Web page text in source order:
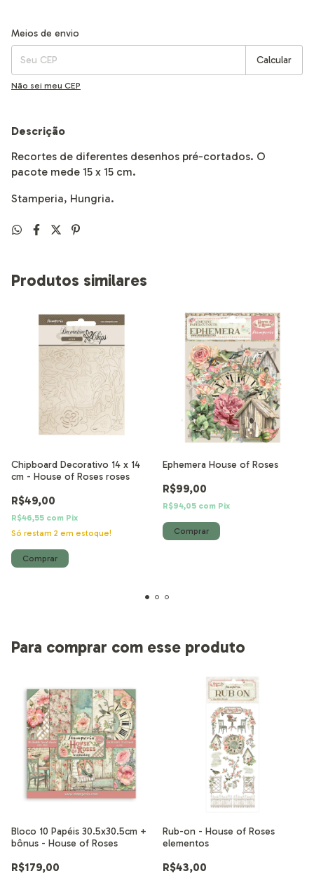
Entregas para o CEP:
Meios de envio
Calcular
Não sei meu CEP
Descrição
Recortes de diferentes desenhos pré-cortados. O
pacote mede 15 x 15 cm.
Stamperia, Hungria.
Produtos similares
Chipboard Decorativo 14 x 14
cm - House of Roses roses
R$49,00
R$46,55 com Pix
Só restam 2 em estoque!
Ephemera House of Roses
R$99,00
R$94,05 com Pix
Para comprar com esse produto
Bloco 10 Papéis 30.5x30.5cm +
bônus - House of Roses
R$179,00
Rub-on - House of Roses
elementos
R$43,00